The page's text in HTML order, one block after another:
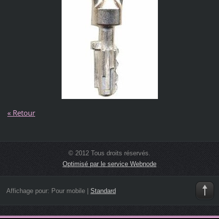
« Retour
© 2012 Tous droits réservés.
Optimisé par le service Webnode
Affichage pour: Pour mobile| Standard